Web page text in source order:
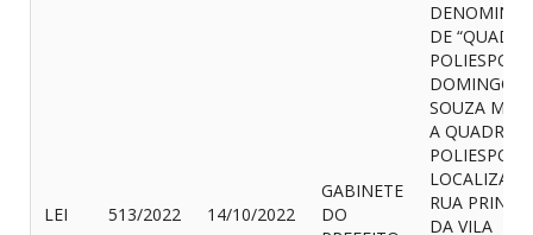
LEI 513/2022 14/10/2022
GABINETE
DO
DENOMINA-
DE “QUADRA
DOMINGOS
SOUZA
A QUADRA
RUA
DA VILA